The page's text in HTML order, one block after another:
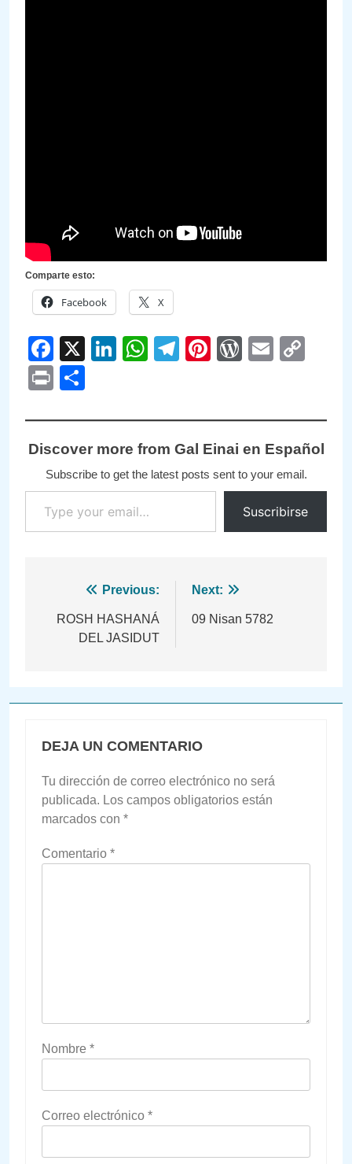
Comparte esto:
Facebook X
Facebook
X LinkedIn
WhatsApp
Telegram
PinterestEmail
Print
Discover more from Gal Einai en Español
Subscribe to get the latest posts sent to your email.
Type your email…
Suscribirse
Navegación
de
Previous:
ROSH HASHANÁ
DEL JASIDUT
Next:
09 Nisan 5782
DEJA UN COMENTARIO
Tu dirección de correo electrónico no será
publicada. Los campos obligatorios están
marcados con *
Comentario *
Nombre *
Correo electrónico *